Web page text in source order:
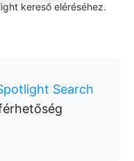
kereső eléréséhez.
Search